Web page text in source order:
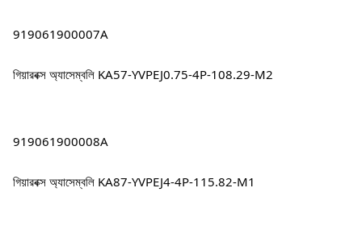
919061900007A
গিয়ারবক্স অ্যাসেম্বলি KA57-YVPEJ0.75-4P-108.29-M2
919061900008A
গিয়ারবক্স অ্যাসেম্বলি KA87-YVPEJ4-4P-115.82-M1